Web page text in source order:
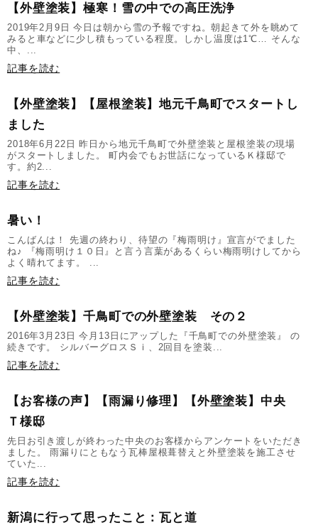
【外壁塗装】極寒！雪の中での高圧洗浄
2019年2月9日 今日は朝から雪の予報ですね。朝起きて外を眺めて
みると車などに少し積もっている程度。しかし温度は1℃… そんな
中、...
記事を読む
【外壁塗装】【屋根塗装】地元千鳥町でスタートし
ました
2018年6月22日 昨日から地元千鳥町で外壁塗装と屋根塗装の現場
がスタートしました。 町内会でもお世話になっているＫ様邸で
す。約2...
記事を読む
暑い！
こんばんは！ 先週の終わり、待望の『梅雨明け』宣言がでました
ね♪ 『梅雨明け１０日』と言う言葉があるくらい梅雨明けしてから
よく晴れてます。 ...
記事を読む
【外壁塗装】千鳥町での外壁塗装 その２
2016年3月23日 今月13日にアップした『千鳥町での外壁塗装』 の
続きです。 シルバーグロスＳｉ、2回目を塗装...
記事を読む
【お客様の声】【雨漏り修理】【外壁塗装】中央
Ｔ様邸
先日お引き渡しが終わった中央のお客様からアンケートをいただき
ました。 雨漏りにともなう瓦棒屋根葺替えと外壁塗装を施工させ
ていた...
記事を読む
新潟に行って思ったこと：瓦と道